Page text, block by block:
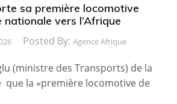
sa première locomotive
vers l’Afrique
Posted By: Agence Afrique
(ministre des Transports) de la
la «première locomotive de